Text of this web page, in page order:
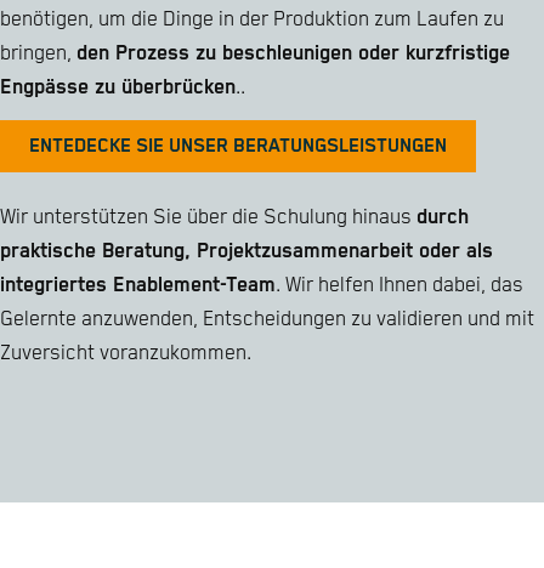
benötigen, um die Dinge in der Produktion zum Laufen zu
bringen, den Prozess zu beschleunigen oder kurzfristige
Engpässe zu überbrücken..
ENTEDECKE SIE UNSER BERATUNGSLEISTUNGEN
Wir unterstützen Sie über die Schulung hinaus durch
praktische Beratung, Projektzusammenarbeit oder als
integriertes Enablement-Team. Wir helfen Ihnen dabei, das
Gelernte anzuwenden, Entscheidungen zu validieren und mit
Zuversicht voranzukommen.